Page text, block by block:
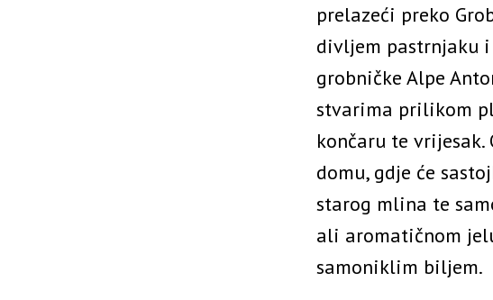
prelazeći preko
divljem pastrnjaku
grobničke Alpe
stvarima prilikom
končaru te
domu, gdje će
starog mlina te
ali aromatičnom
samoniklim biljem.